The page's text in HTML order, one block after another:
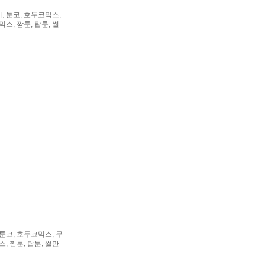
툰코, 호두코믹스,
스, 짬툰, 탑툰, 썰
코, 호두코믹스, 무
, 짬툰, 탑툰, 썰만